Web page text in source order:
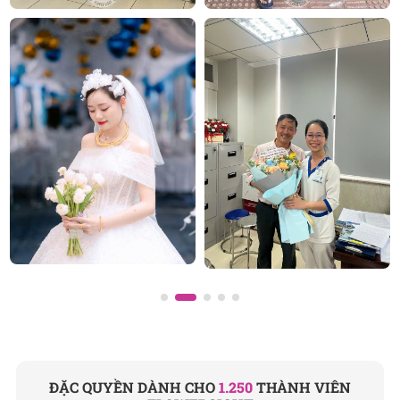
hẹn. Mỗi sản phẩm là một tác phẩm nghệ thuật
được thiết kế bởi đội ngũ chuyên nghiệp, trong đó có
nhà thiết kế Thanh Thủy Florist.
Chúng tôi tự hào mang đến bộ sưu tập hoa tươi
phong phú cho mọi dịp: từ hoa sinh nhật, hoa khai
trương hoa chia buồn,vòng hoa đám tang, đặc biệt
là các mẫu hoalan hồ điệp
được chăm chút kỹ
lưỡng.
SHOP HOATƯƠI FLOWERSIGHT
ĐẶC QUYỀN DÀNH CHO1.250THÀNH VIÊN